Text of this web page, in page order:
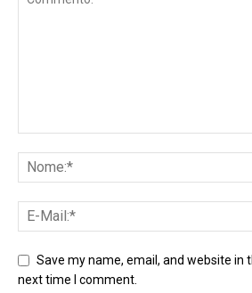
Save my name, email, and website in
next time I comment.